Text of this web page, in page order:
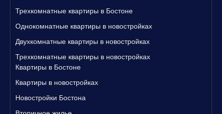
Трехкомнатные квартиры в Бостоне
Однокомнатные квартиры в новостройках
Двухкомнатные квартиры в новостройках
Трехкомнатные квартиры в новостройках
Квартиры в Бостоне
Квартиры в новостройках
Новостройки Бостона